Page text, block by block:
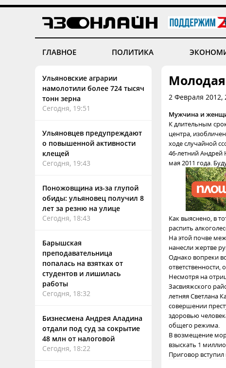
ГЛАВНОЕ ПОЛИТИКА
Ульяновские аграрии
намолотили более 724 тысяч
тонн зерна
Сегодня, 19:51
Ульяновцев предупреждают
о повышенной активности
клещей
Сегодня, 19:43
Поножовщина из-за глупой
обиды: ульяновец получил 8
лет за резню на улице
Сегодня, 18:43
Барышская
преподавательница
попалась на взятках от
студентов и лишилась
работы
Сегодня, 18:32
Бизнесмена Андрея Аладина
отдали под суд за сокрытие
48 млн от налоговой
Сегодня, 18:22
2 Февраля 2012,
Мужчина и
К длительным
центра,
ходе случайной
46-летний Андрей
мая 2011 года.
Как выяснено, в
распить
На этой почве
нанесли жертве
Однако вопреки
Несмотря на
Засвияжского
летняя Светлана
совершении
здоровью
общего режима.
В возмещение
взыскать 1
Приговор